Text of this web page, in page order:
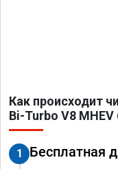
Как происходит
Bi-Turbo V8 MHEV
1 Бесплатная